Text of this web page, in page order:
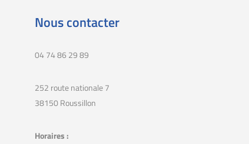
Nous contacter
04 74 86 29 89
252 route nationale 7
38150 Roussillon
Horaires :